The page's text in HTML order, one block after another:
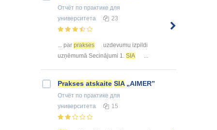
Отчёт по практике для
университета
23
... par prakses
uzdevumu izpildi
uzņēmumā Secinājumi 1. SIA ...
Prakses atskaite SIA„AIMER”
Отчёт по практике для
университета
15